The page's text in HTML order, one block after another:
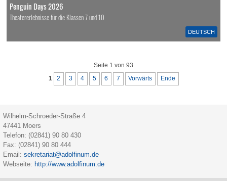
DEUTSCH
Penguin Days 2026
Theatererlebnisse für die Klassen 7 und 10
Seite 1 von 93
1 2 3 4 5 6 7 Vorwärts Ende
Wilhelm-Schroeder-Straße 4
47441 Moers
Telefon: (02841) 90 80 430
Fax: (02841) 90 80 444
Email:sekretariat@adolfinum.de
Webseite: http://www.adolfinum.de